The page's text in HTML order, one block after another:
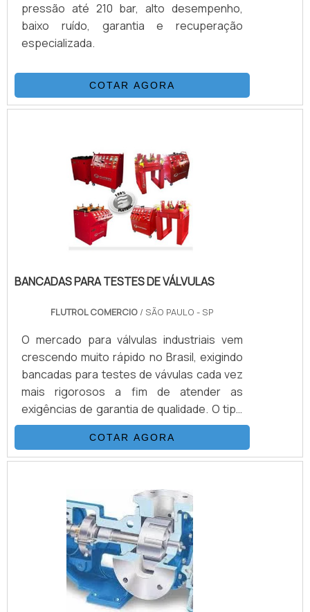
pressão até 210 bar, alto desempenho,
baixo ruído, garantia e recuperação
especializada.
COTAR AGORA
BANCADAS PARA TESTES DE VÁLVULAS
FLUTROL COMERCIO / SÃO PAULO - SP
O mercado para válvulas industriais vem
crescendo muito rápido no Brasil, exigindo
bancadas para testes de vávulas cada vez
mais rigorosos a fim de atender as
exigências de garantia de qualidade. O tipo
de teste depende da válvula e da aplicação
dentre as mais comuns citamos: Teste do
corpo Pressão aplicada dentro do corpo da
(backseat) Pressão aplicada dentro do
corpo da válvula com contra vedação
(backseat) Teste com a válvula totalmente
aberta ou totalmente.
COTAR AGORA